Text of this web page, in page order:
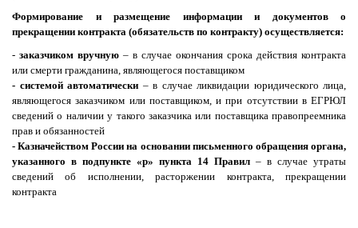
Формирование и размещение информации и документов о
прекращении контракта (обязательств по контракту) осуществляется:
- заказчиком вручную – в случае окончания срока действия контракта
или смерти гражданина, являющегося поставщиком
- системой автоматически – в случае ликвидации юридического лица,
являющегося заказчиком или поставщиком, и при отсутствии в ЕГРЮЛ
сведений о наличии у такого заказчика или поставщика правопреемника
прав и обязанностей
- Казначейством России на основании письменного обращения органа,
указанного в подпункте «р» пункта 14 Правил – в случае утраты
сведений об исполнении, расторжении контракта, прекращении
контракта